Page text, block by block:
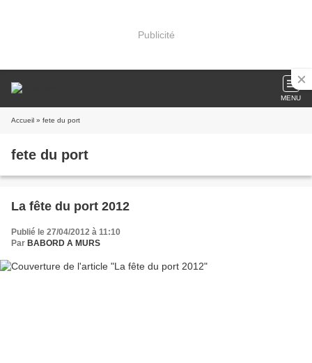
Publicité
MENU
Accueil » fete du port
fete du port
La fête du port 2012
Publié le 27/04/2012 à 11:10
Par BABORD A MURS